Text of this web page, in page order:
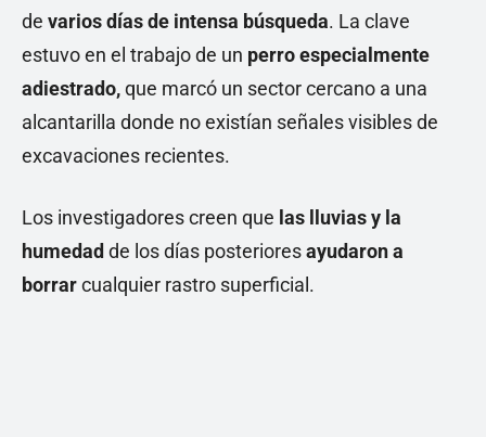
de varios días de intensa búsqueda. La clave
estuvo en el trabajo de un perro especialmente
adiestrado,que marcó un sector cercano a una
alcantarilla donde no existían señales visibles de
excavaciones recientes.
Los investigadores creen que las lluvias y la
humedad de los días posterioresayudaron a
borrarcualquier rastro superficial.